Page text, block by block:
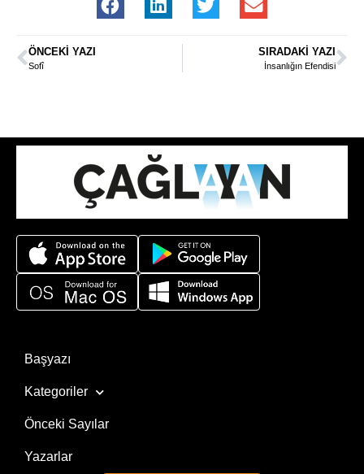
ÖNCEKI YAZI
Sofî
SIRADAKI YAZI
İnsanlığın Efendisi
Başyazı
Kategoriler
Önceki Sayılar
Yazarlar